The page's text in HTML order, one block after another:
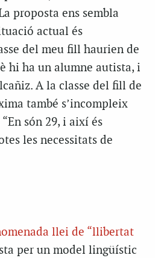
proposta ens sembla
actual és
del meu fill haurien de
hi ha un alumne autista, i
A la classe del fill de
també s’incompleix
són 29, i així és
les necessitats de
llei de “llibertat
per un model lingüístic